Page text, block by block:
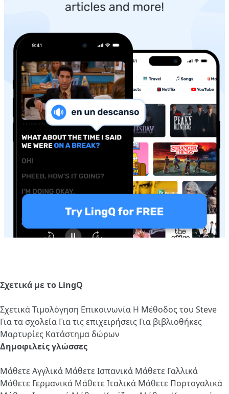
Σχετικά με το LingQ
ΣχετικάΤιμολόγηση Επικοινωνία Η Μέθοδος του Steve
Για τα σχολεία Για τις επιχειρήσεις Για βιβλιοθήκες
Μαρτυρίες Κατάστημα δώρων
Δημοφιλείς γλώσσες
Μάθετε Αγγλικά Μάθετε Ισπανικά Μάθετε Γαλλικά
Μάθετε Γερμανικά Μάθετε Ιταλικά Μάθετε Πορτογαλικά